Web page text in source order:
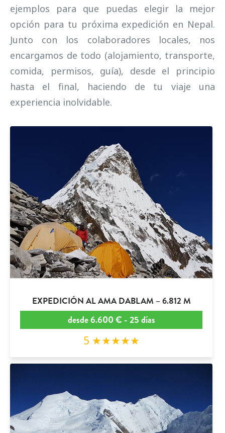
ejemplos para que puedas elegir la mejor
opción para tu próxima expedición en Nepal.
Junto con los colaboradores locales, nos
encargamos de todo (alojamiento, transporte,
comida, permisos, guía), desde el principio
hasta el final, haciendo de tu viaje una
experiencia inolvidable.
EXPEDICIÓN AL AMA DABLAM – 6.812 M
desde 6.600 € - 25 días
5 ★★★★★